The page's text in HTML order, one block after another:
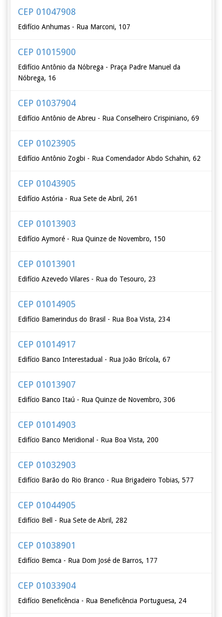
CEP 01047908
Edifício Anhumas - Rua Marconi, 107
CEP 01015900
Edifício Antônio da Nóbrega - Praça Padre Manuel da
Nóbrega, 16
CEP 01037904
Edifício Antônio de Abreu - Rua Conselheiro Crispiniano, 69
CEP 01023905
Edifício Antônio Zogbi - Rua Comendador Abdo Schahin, 62
CEP 01043905
Edifício Astória - Rua Sete de Abril, 261
CEP 01013903
Edifício Aymoré - Rua Quinze de Novembro, 150
CEP 01013901
Edifício Azevedo Vilares - Rua do Tesouro, 23
CEP 01014905
Edifício Bamerindus do Brasil - Rua Boa Vista, 234
CEP 01014917
Edifício Banco Interestadual - Rua João Brícola, 67
CEP 01013907
Edifício Banco Itaú - Rua Quinze de Novembro, 306
CEP 01014903
Edifício Banco Meridional - Rua Boa Vista, 200
CEP 01032903
Edifício Barão do Rio Branco - Rua Brigadeiro Tobias, 577
CEP 01044905
Edifício Bell - Rua Sete de Abril, 282
CEP 01038901
Edifício Bemca - Rua Dom José de Barros, 177
CEP 01033904
Edifício Beneficência - Rua Beneficência Portuguesa, 24